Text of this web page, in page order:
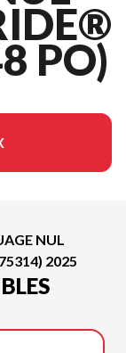
PO)
NUL
2025